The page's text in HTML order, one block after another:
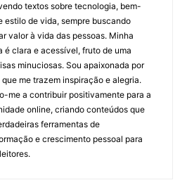
textos sobre tecnologia, bem-
estilo de vida, sempre buscando
valor à vida das pessoas. Minha
é clara e acessível, fruto de uma
minuciosas. Sou apaixonada por
que me trazem inspiração e alegria.
me a contribuir positivamente para a
online, criando conteúdos que
ferramentas de
e crescimento pessoal para